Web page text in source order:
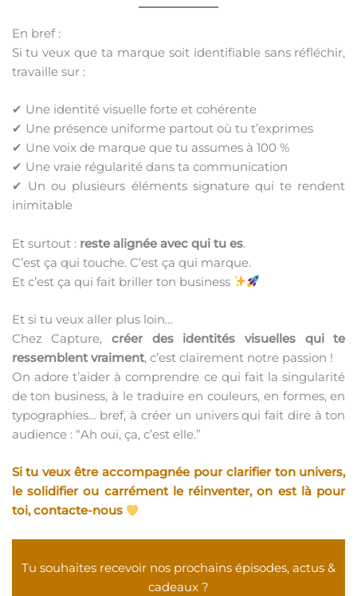
En bref :
Si tu veux que ta marque soit identifiable sans réfléchir,
travaille sur :
✔ Une identité visuelle forte et cohérente
✔ Une présence uniforme partout où tu t’exprimes
✔ Une voix de marque que tu assumes à 100 %
✔ Une vraie régularité dans ta communication
✔ Un ou plusieurs éléments signature qui te rendent
inimitable
Et surtout : reste alignée avec qui tu es.
C’est ça qui touche. C’est ça qui marque.
Et c’est ça qui fait briller ton business
Et si tu veux aller plus loin…
Chez Capture, créer des identités visuelles qui te
ressemblent vraiment, c’est clairement notre passion !
On adore t’aider à comprendre ce qui fait la singularité
de ton business, à le traduire en couleurs, en formes, en
typographies… bref, à créer un univers qui fait dire à ton
audience : “Ah oui, ça, c’est elle.”
Si tu veux être accompagnée pour clarifier ton univers,
le solidifier ou carrément le réinventer, on est là pour
toi, contacte-nous
Tu souhaites recevoir nos prochains épisodes, actus &
cadeaux ?